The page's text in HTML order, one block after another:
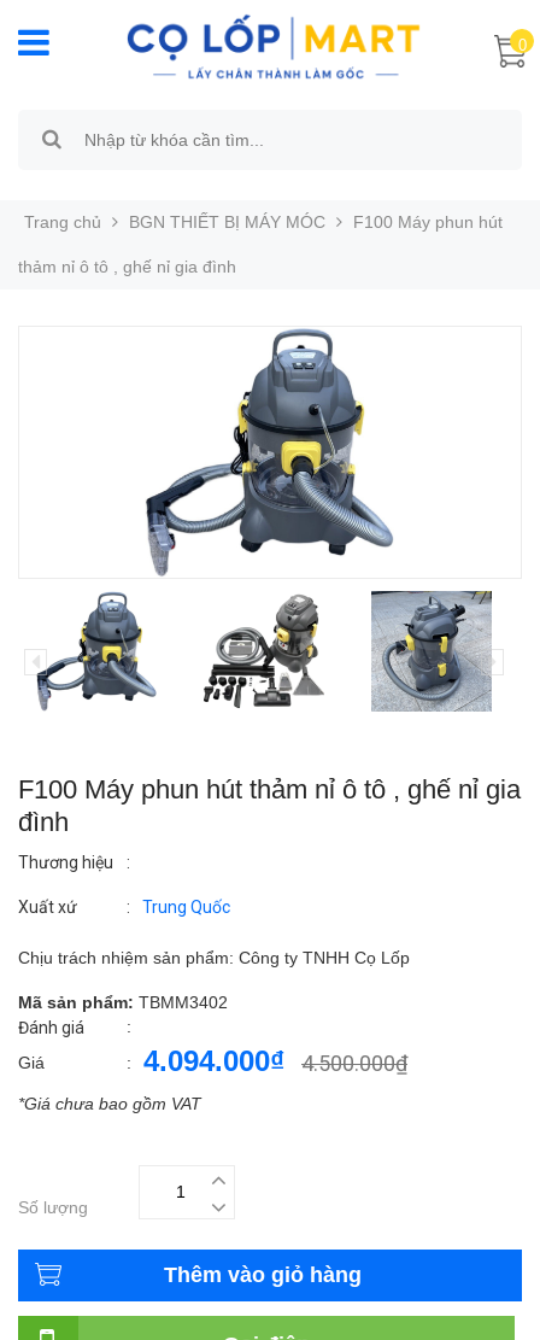
0
Trang chủ BGN THIẾT BỊ MÁY MÓC F100 Máy phun hút
thảm nỉ ô tô , ghế nỉ gia đình
F100 Máy phun hút thảm nỉ ô tô , ghế nỉ gia
đình
Thương hiệu :
Xuất xứ : Trung Quốc
Chịu trách nhiệm sản phẩm: Công ty TNHH Cọ Lốp
Mã sản phẩm: TBMM3402
Đánh giá
:
Giá
: 4.094.000₫ 4.500.000₫
*Giá chưa bao gồm VAT
Số lượng
Thêm vào giỏ hàng